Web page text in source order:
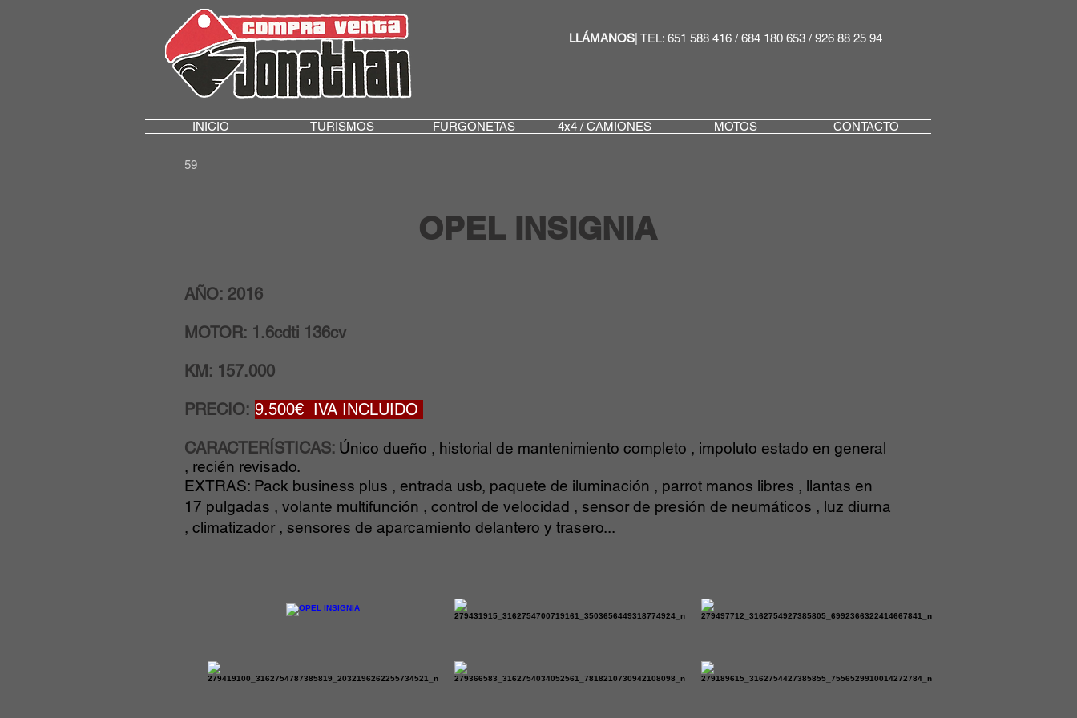
LLÁMANOS | TEL: 651 588 416 / 684 180 653 / 926 88 25 94
INICIO TURISMOS FURGONETAS 4x4 / CAMIONES MOTOS CONTACTO
59
OPEL INSIGNIA
AÑO: 2016
MOTOR: 1.6cdti 136cv
KM: 157.000
PRECIO: 9.500€ IVA INCLUIDO
CARACTERÍSTICAS: Único dueño , historial de mantenimiento completo , impoluto estado en general
, recién revisado.
EXTRAS: Pack business plus , entrada usb, paquete de iluminación , parrot manos libres , llantas en
17 pulgadas , volante multifunción , control de velocidad , sensor de presión de neumáticos , luz diurna
, climatizador , sensores de aparcamiento delantero y trasero...